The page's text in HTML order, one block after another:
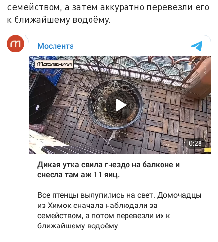
семейством, а затем аккуратно перевезли его
к ближайшему водоёму.